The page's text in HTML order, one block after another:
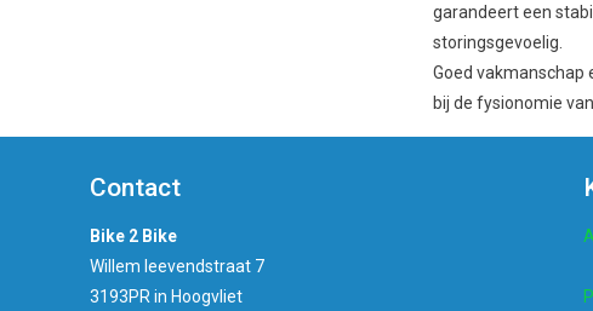
garandeert een
storingsgevoelig.
Goed vakmanschap
bij de fysionomie
Contact
Bike 2 Bike
Willem leevendstraat 7
3193PR in Hoogvliet